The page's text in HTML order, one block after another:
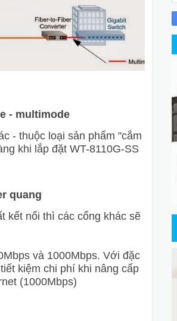
- multimode
- thuộc loại sản phẩm "cắm
khi lắp đặt WT-8110G-SS
quang
kết nối thì các cổng khác sẽ
và 1000Mbps. Với đặc
kiệm chi phí khi nâng cấp
(1000Mbps)